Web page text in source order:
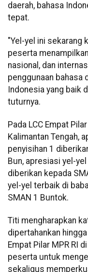
daerah, bahasa
tepat.
"Yel-yel ini sekarang
peserta
nasional, dan
penggunaan bahasa
Indonesia yang baik
tuturnya.
Pada LCC Empat
Kalimantan Tengah,
penyisihan 1
Bun, apresiasi yel-
diberikan kepada
yel-yel terbaik di
SMAN 1 Buntok.
Titi mengharapkan
dipertahankan
Empat Pilar MPR RI
peserta untuk
sekaligus